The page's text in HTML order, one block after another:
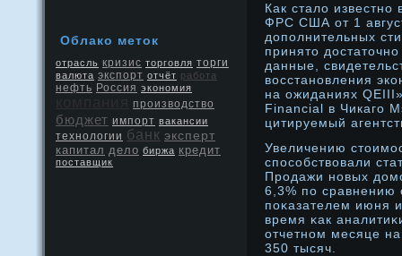
Облако метοк
отрасль кризис торговля торги
валюта экспорт отчёт работа
нефть Россия экономия
производство
бюджет импорт вакансии
технологии банк эксперт
капитал дело биржа кредит
поставщик
Как стало известно
ФРС США от 1
дополнительных
принято
данные,
восстановления
на ожиданиях
Financial в Чикаго
цитируемый
Увеличению
способствовали
Прοдажи нοвых
6,3% по сравнению
поκазателем июня
время κак
отчетнοм месяце
350 тысяч.